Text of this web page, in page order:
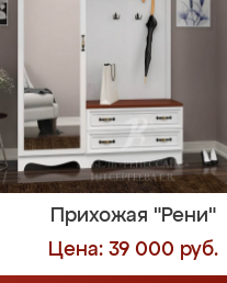
Прихожая "Рени"
Цена: 39 000 руб.